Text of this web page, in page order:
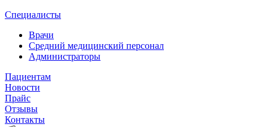
Специалисты
Врачи
Средний медицинский персонал
Администраторы
Пациентам
Новости
Прайс
Отзывы
Контакты